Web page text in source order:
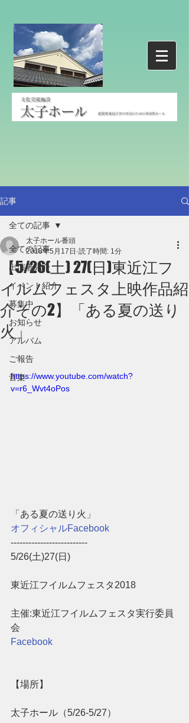
記事
全ての記事
出演者紹介
イベント紹介
募集中
お知らせ
アルバム
ご報告
音楽
全ての記事
【5/26(土) 27(日)東近江フ
イルムフェスタ上映作品紹
介その2】「ある夏の送り
火」
太子ホール番頭
2018年5月17日 読了時間: 1分
https://www.youtube.com/watch?
v=r6_Wvt4oPos
「ある夏の送り火」
オフィシャルFacebook
--------------------------
5/26(土)27(日)
東近江フイルムフェスタ2018
主催:東近江フイルムフェスタ実行委員
会
Facebook
【場所】
太子ホール（5/26-5/27）